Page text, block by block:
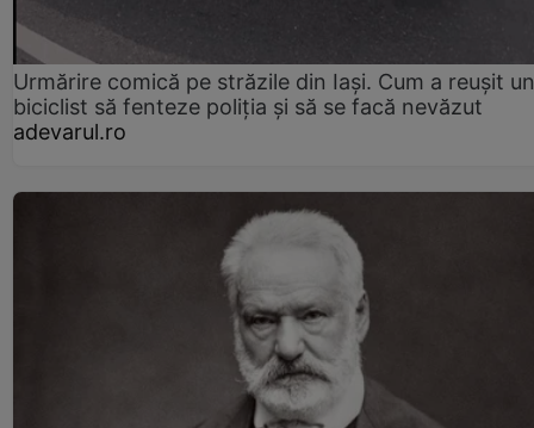
Urmărire comică pe străzile din Iași. Cum a reușit un
biciclist să fenteze poliția și să se facă nevăzut
adevarul.ro